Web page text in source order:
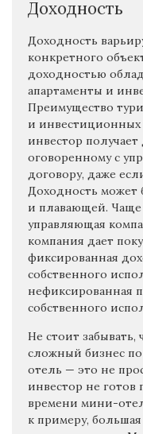
Доходность
Доходность
конкретного
доходностью
апартаменты и
Преимущество
и инвестиционных
инвестор
оговоренному с
договору, даже
Доходность может
и плавающей. Чаще
управляющая
компания дает
фиксированная
собственного
нефиксированная
собственного
Не стоит
сложный бизнес
отель — это не
инвестор не готов
времени мини-
к примеру,